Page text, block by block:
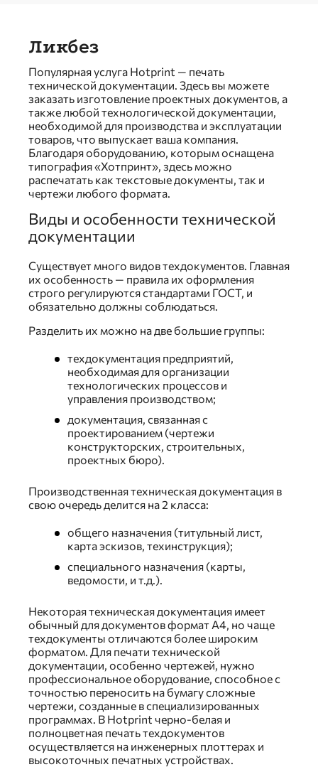
Ликбез
Популярная услуга Hotprint — печать
технической документации. Здесь вы можете
заказать изготовление проектных документов, а
также любой технологической документации,
необходимой для производства и эксплуатации
товаров, что выпускает ваша компания.
Благодаря оборудованию, которым оснащена
типография «Хотпринт», здесь можно
распечатать как текстовые документы, так и
чертежи любого формата.
Виды и особенности технической
документации
Существует много видов техдокументов. Главная
их особенность — правила их оформления
строго регулируются стандартами ГОСТ, и
обязательно должны соблюдаться.
Разделить их можно на две большие группы:
техдокументация предприятий,
необходимая для организации
технологических процессов и
управления производством;
документация, связанная с
проектированием (чертежи
конструкторских, строительных,
проектных бюро).
Производственная техническая документация в
свою очередь делится на 2 класса:
общего назначения (титульный лист,
карта эскизов, техинструкция);
специального назначения (карты,
ведомости, и т.д.).
Некоторая техническая документация имеет
обычный для документов формат А4, но чаще
техдокументы отличаются более широким
форматом. Для печати технической
документации, особенно чертежей, нужно
профессиональное оборудование, способное с
точностью переносить на бумагу сложные
чертежи, созданные в специализированных
программах. В Hotprint черно-белая и
полноцветная печать техдокументов
осуществляется на инженерных плоттерах и
высокоточных печатных устройствах.